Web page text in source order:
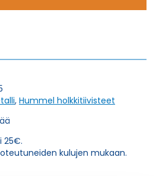
, Hummel holkkitiivisteet
25€.
kulujen mukaan.